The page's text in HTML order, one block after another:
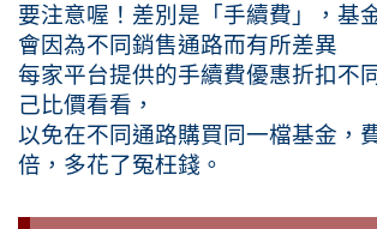
要注意喔！差別是「手續費」，基
會因為不同銷售通路而有所差異
每家平台提供的手續費優惠折扣不
己比價看看，
以免在不同通路購買同一檔基金，
倍，多花了冤枉錢。